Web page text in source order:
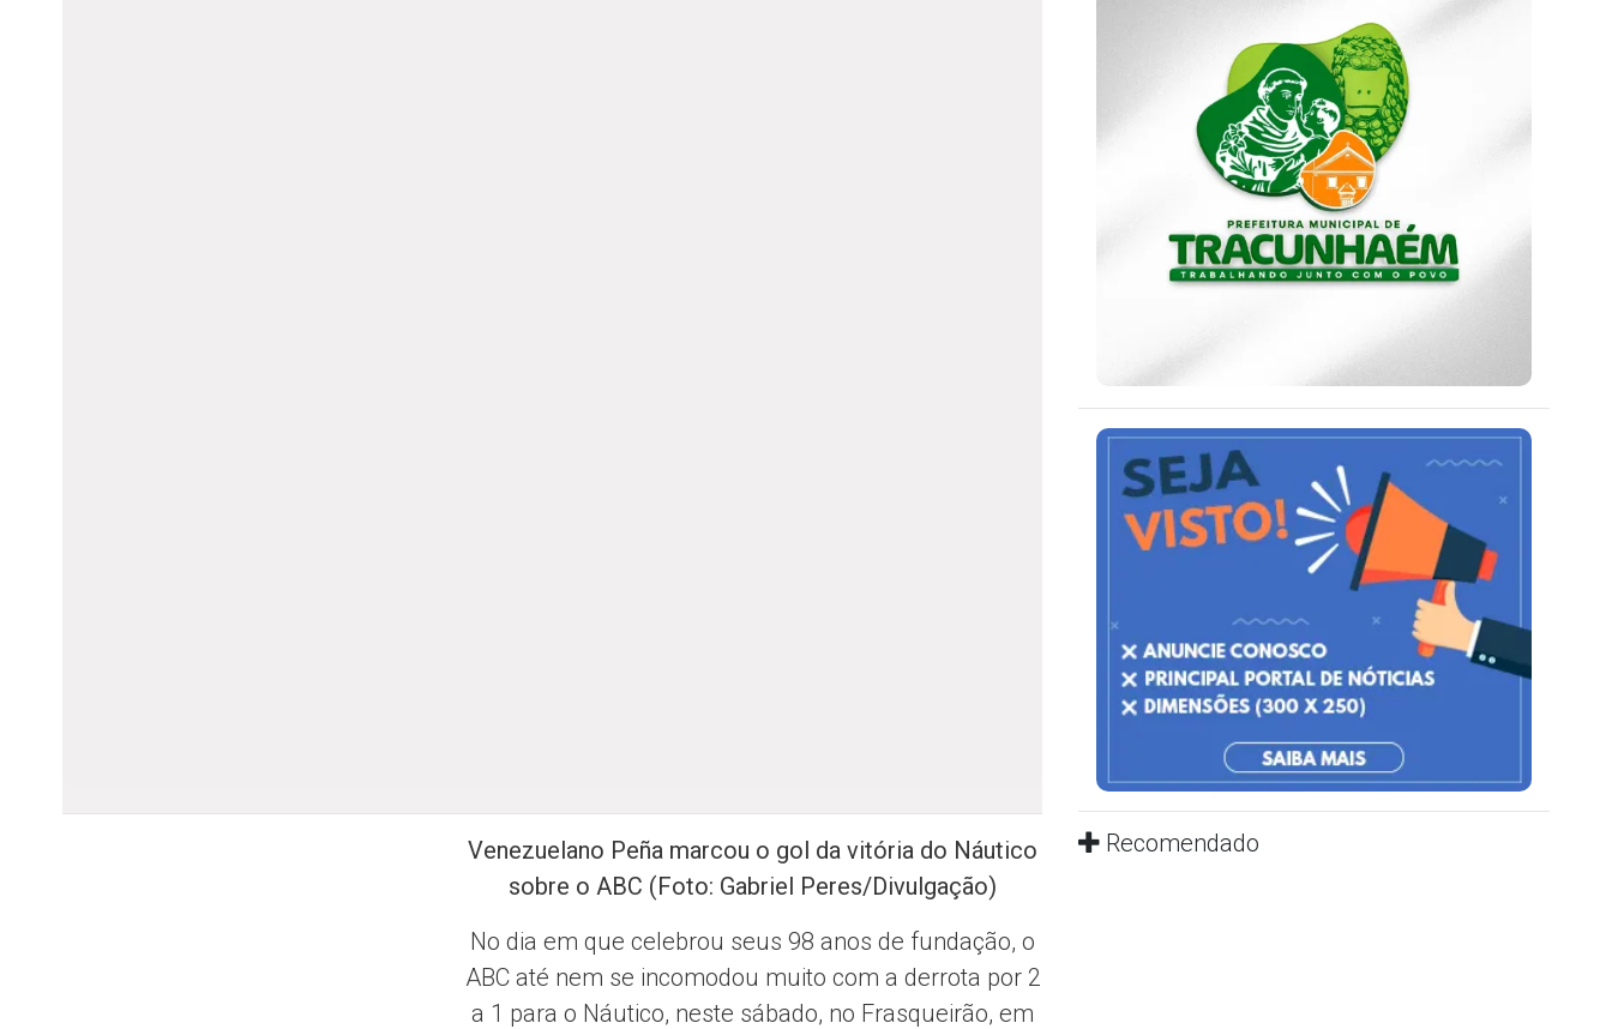
Venezuelano Peña marcou o gol da vitória do Náutico
sobre o ABC (Foto: Gabriel Peres/Divulgação)
No dia em que celebrou seus 98 anos de fundação, o
ABC até nem se incomodou muito com a derrota por 2
a 1 para o Náutico, neste sábado, no Frasqueirão, em
Recomendado